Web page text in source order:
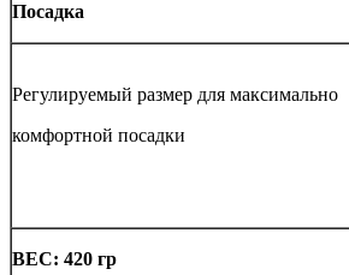
Посадка
Регулируемый размер для максимально
комфортной посадки
ВЕС: 420 гр